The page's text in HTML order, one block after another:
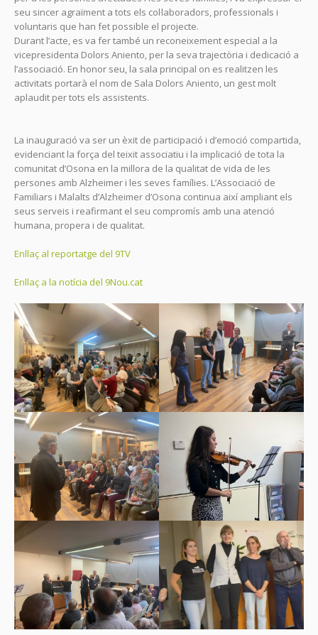
seu sincer agraïment a tots els col·laboradors, professionals i
voluntaris que han fet possible el projecte.
Durant l’acte, es va fer també un reconeixement especial a la
vicepresidenta Dolors Aniento, per la seva trajectòria i dedicació a
l’associació. En honor seu, la sala principal on es realitzen les
activitats portarà el nom de Sala Dolors Aniento, un gest molt
aplaudit per tots els assistents.
La inauguració va ser un èxit de participació i d’emoció compartida,
evidenciant la força del teixit associatiu i la implicació de tota la
comunitat d’Osona en la millora de la qualitat de vida de les
persones amb Alzheimer i les seves famílies. L’Associació de
Familiars i Malalts d’Alzheimer d’Osona continua així ampliant els
seus serveis i reafirmant el seu compromís amb una atenció
humana, propera i de qualitat.
Enllaç al reportatge del 9TV
Enllaç a la notícia del 9Nou.cat